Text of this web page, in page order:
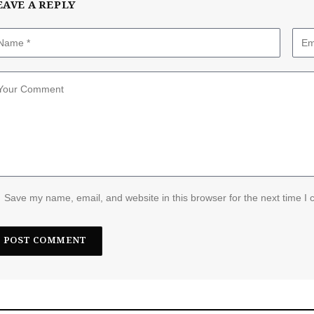
A REPLY
Save my name, email, and website in this browser for the next time I